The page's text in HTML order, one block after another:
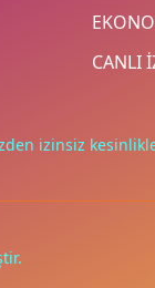
CANLI
izinsiz